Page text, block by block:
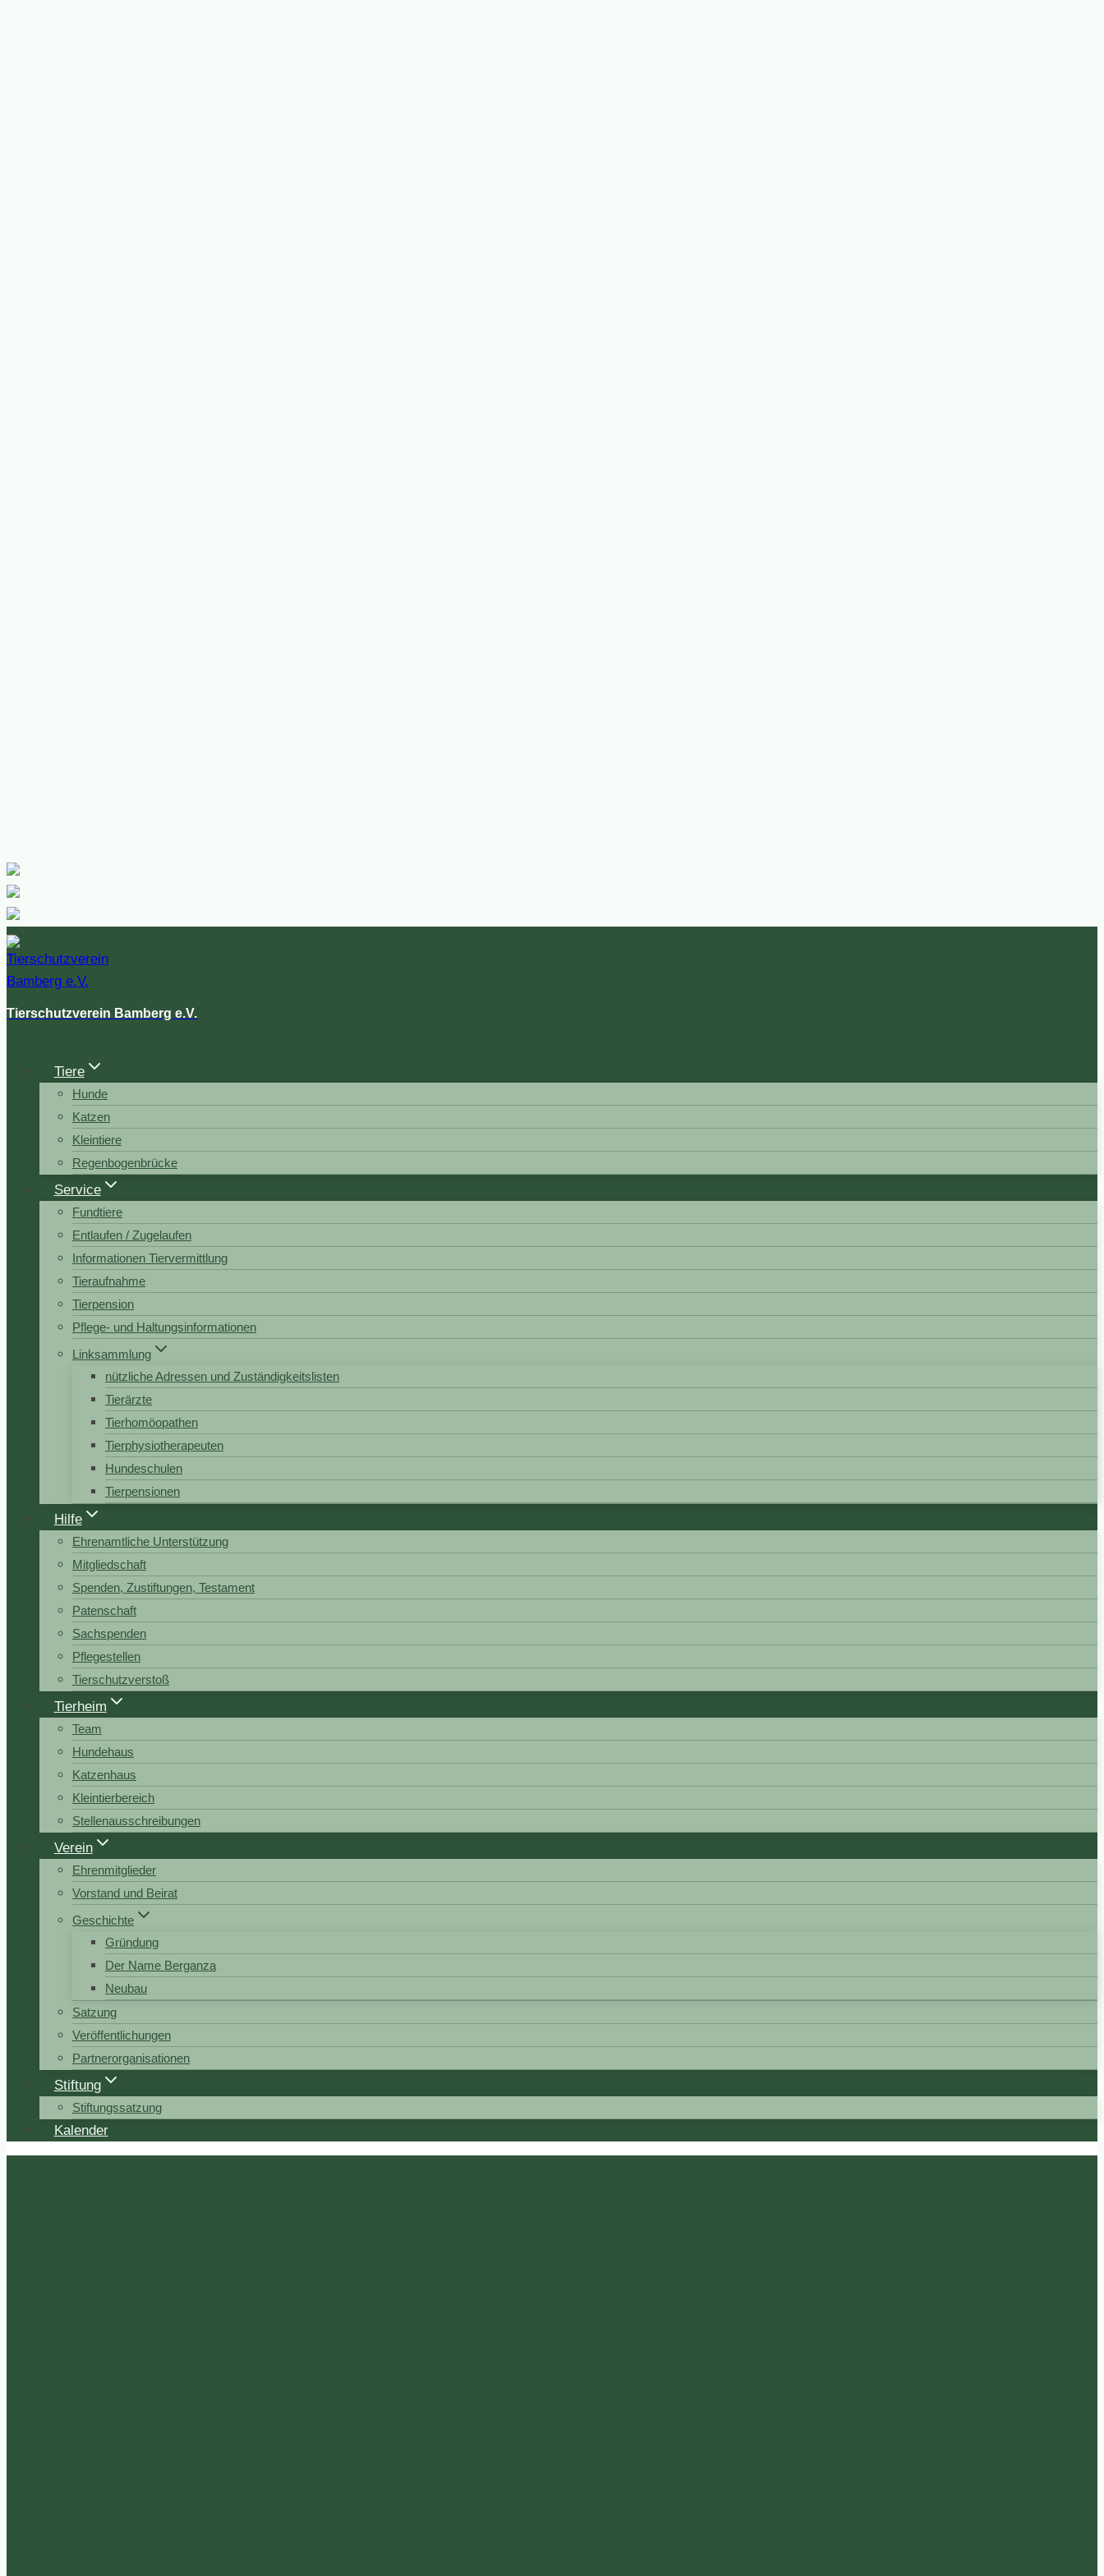
Tierschutzverein Bamberg e.V.
Tiere
Hunde
Katzen
Kleintiere
Regenbogenbrücke
Service
Fundtiere
Entlaufen / Zugelaufen
Informationen Tiervermittlung
Tieraufnahme
Tierpension
Pflege- und Haltungsinformationen
Linksammlung
nützliche Adressen und Zuständigkeitslisten
Tierärzte
Tierhomöopathen
Tierphysiotherapeuten
Hundeschulen
Tierpensionen
Hilfe
Ehrenamtliche Unterstützung
Mitgliedschaft
Spenden, Zustiftungen, Testament
Patenschaft
Sachspenden
Pflegestellen
Tierschutzverstoß
Tierheim
Team
Hundehaus
Katzenhaus
Kleintierbereich
Stellenausschreibungen
Verein
Ehrenmitglieder
Vorstand und Beirat
Geschichte
Gründung
Der Name Berganza
Neubau
Satzung
Veröffentlichungen
Partnerorganisationen
Stiftung
Stiftungssatzung
Kalender